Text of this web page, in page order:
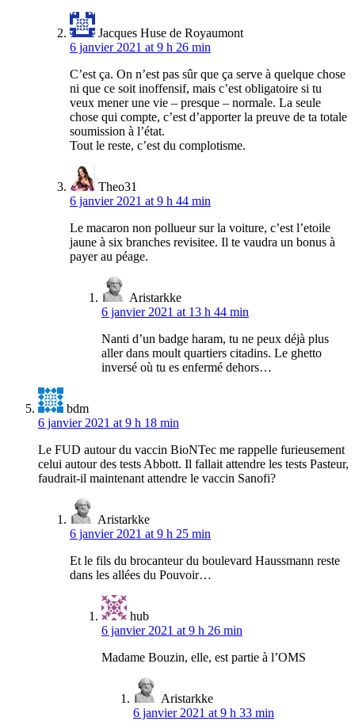
Jacques Huse de Royaumont
6 janvier 2021 at 9 h 26 min
C’est ça. On n’est pas sûr que ça serve à quelque chose
ni que ce soit inoffensif, mais c’est obligatoire si tu
veux mener une vie – presque – normale. La seule
chose qui compte, c’est d’apporter la preuve de ta totale
soumission à l’état.
Tout le reste, c’est du complotisme.
Theo31
6 janvier 2021 at 9 h 44 min
Le macaron non pollueur sur la voiture, c’est l’etoile
jaune à six branches revisitee. Il te vaudra un bonus à
payer au péage.
Aristarkke
6 janvier 2021 at 13 h 44 min
Nanti d’un badge haram, tu ne peux déjà plus
aller dans moult quartiers citadins. Le ghetto
inversé où tu es enfermé dehors…
bdm
6 janvier 2021 at 9 h 18 min
Le FUD autour du vaccin BioNTec me rappelle furieusement
celui autour des tests Abbott. Il fallait attendre les tests Pasteur,
faudrait-il maintenant attendre le vaccin Sanofi?
Aristarkke
6 janvier 2021 at 9 h 25 min
Et le fils du brocanteur du boulevard Haussmann reste
dans les allées du Pouvoir…
hub
6 janvier 2021 at 9 h 26 min
Madame Bouzin, elle, est partie à l’OMS
Aristarkke
6 janvier 2021 at 9 h 33 min